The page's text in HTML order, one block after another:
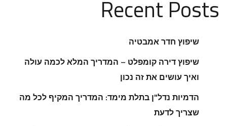
Recent Posts
שיפוץ חדר אמבטיה
שיפוץ דירה קומפלט – המדריך המלא לכמה עולה
ואיך עושים את זה נכון
הדמיות נדל"ן בתלת מימד: המדריך המקיף לכל מה
שצריך לדעת